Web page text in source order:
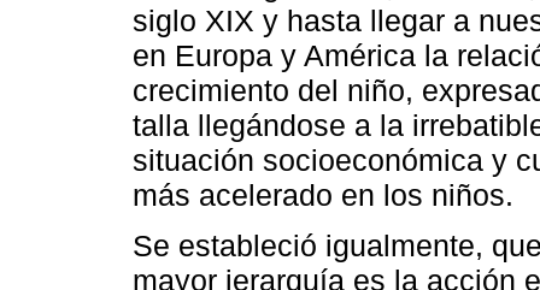
siglo XIX y hasta llegar a
en Europa y América la
crecimiento del niño,
talla llegándose a la
situación socioeconómica y
más acelerado en los niños.
Se estableció igualmente,
mayor jerarquía es la acción